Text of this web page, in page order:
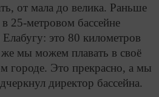
от мала до велика. Раньше
25-метровом бассейне
это 80 километров
мы можем плавать в своё
городе. Это прекрасно, а мы
директор бассейна.